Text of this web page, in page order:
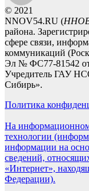
© 2021
NNOV54.RU (
района.
сфере связи,
коммуникаций
Эл № ФС77-81542
Учредитель ГАУ
Сибирь».
Политика
На информационном
технологии
информации на
сведений,
«Интернет»,
Федерации).